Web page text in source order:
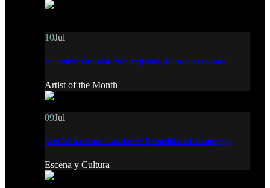
10Jul
El futuro ‘The Real Me’: 22 pistas, sin colaboraciones
Artist of the Month
09Jul
Suki Waterhouse ‘Loveland’: Despedida del dream pop
Escena y Cultura